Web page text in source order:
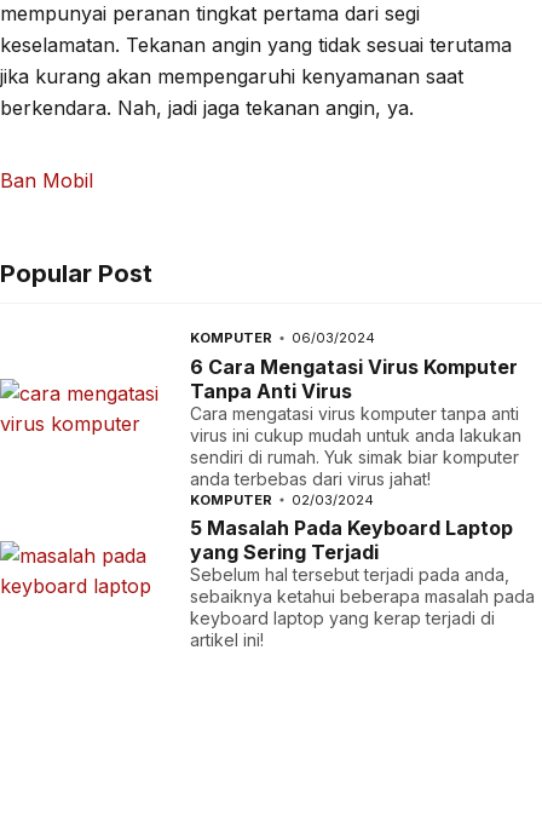
mempunyai peranan tingkat pertama dari segi
keselamatan. Tekanan angin yang tidak sesuai terutama
jika kurang akan mempengaruhi kenyamanan saat
berkendara. Nah, jadi jaga tekanan angin, ya.
Ban Mobil
Popular Post
KOMPUTER 06/03/2024
6 Cara Mengatasi Virus Komputer
Tanpa Anti Virus
Cara mengatasi virus komputer tanpa anti
virus ini cukup mudah untuk anda lakukan
sendiri di rumah. Yuk simak biar komputer
anda terbebas dari virus jahat!
KOMPUTER 02/03/2024
5 Masalah Pada Keyboard Laptop
yang Sering Terjadi
Sebelum hal tersebut terjadi pada anda,
sebaiknya ketahui beberapa masalah pada
keyboard laptop yang kerap terjadi di
artikel ini!